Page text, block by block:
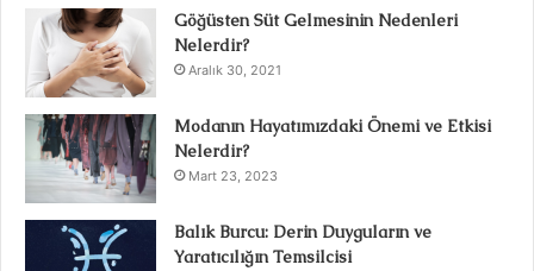
Göğüsten Süt Gelmesinin Nedenleri
Nelerdir?
Aralık 30, 2021
Modanın Hayatımızdaki Önemi ve Etkisi
Nelerdir?
Mart 23, 2023
Balık Burcu: Derin Duyguların ve
Yaratıcılığın Temsilcisi